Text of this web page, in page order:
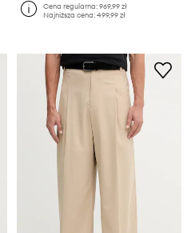
Cena regularna:969,99 zł
Najniższa cena:499,99 zł